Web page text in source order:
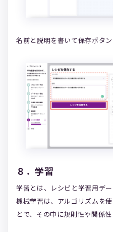
名前と説明を書いて保存ボタ
８．学習
学習とは、レシピと学習用デ
機械学習は、アルゴリズムを
とで、その中に規則性や関係